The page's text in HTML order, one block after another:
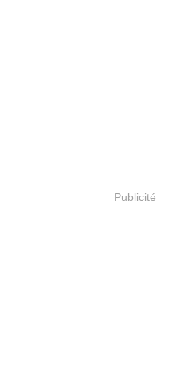
Publicité